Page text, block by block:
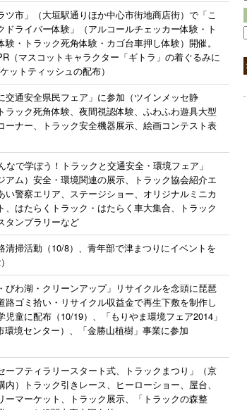
ツ市」（大垣駅通りほか中心市街地商店街）で「こ
ドライバー体験」（アルコールチェッカー体験・ト
験・トラック死角体験・カゴ台車押し体験）開催。
（マスコットキャラクター「ギトラ」の着ぐるみに
ットティッシュの配布）
交通安全県民フェア」に参加（ツインメッセ静
ラック死角体験、夜間視認体験、ふわふわ遊具大型
ーナー、トラック安全機器展示、絵画コンテスト表
なで学ぼう！トラックと交通安全・環境フェア」
アム）安全・環境関連の展示、トラック協会紹介エ
い警察エリア、ステージショー、オリジナルミニカ
、はたらくトラック・はたらく車大集合、トラック
タンプラリーなど
清掃活動（10/8）、青年部で津まつりにイベントを
びわ湖・クリーンアップ」リサイクルを念頭に琵琶
路ゴミ拾い・リサイクル収益金で再生下敷を制作し
児童に配布（10/19）、「もりやま環境フェア2014」
環境センター）、「金勝山植樹」事業に参加
ーフティラリースタート式、トラックまつり」（京
内）トラック引きレース、ヒーローショー、屋台、
ーマーケット、トラック展示、「トラックの森整